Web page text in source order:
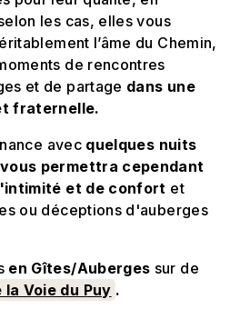
les cas, elles vous
l’âme du Chemin,
de rencontres
et de partage dans une
fraternelle.
avec quelques nuits
permettra cependant
et de confort et
ou déceptions d'auberges
en Gîtes/Auberges sur de
la Voie du Puy .